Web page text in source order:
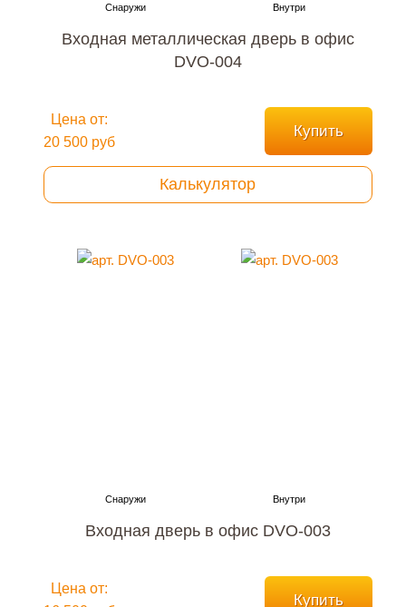
Входная металлическая дверь в офис
DVO-004
Цена от:
20 500 руб
Купить
Калькулятор
Входная дверь в офис DVO-003
Цена от:
Купить